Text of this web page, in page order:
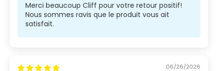
Merci beaucoup Cliff pour votre retour positif!
Nous sommes ravis que le produit vous ait
satisfait.
06/26/2026